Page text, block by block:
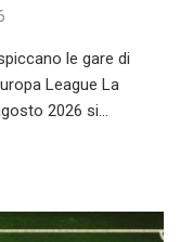
le gare di
League La
2026 si…